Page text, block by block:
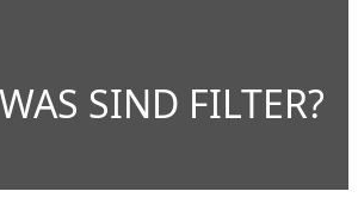
WAS SIND FILTER?